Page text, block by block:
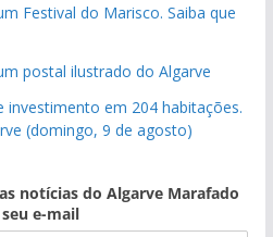
Festival do Marisco. Saiba que
postal ilustrado do Algarve
em 204 habitações.
(domingo, 9 de agosto)
notícias do Algarve Marafado
e-mail